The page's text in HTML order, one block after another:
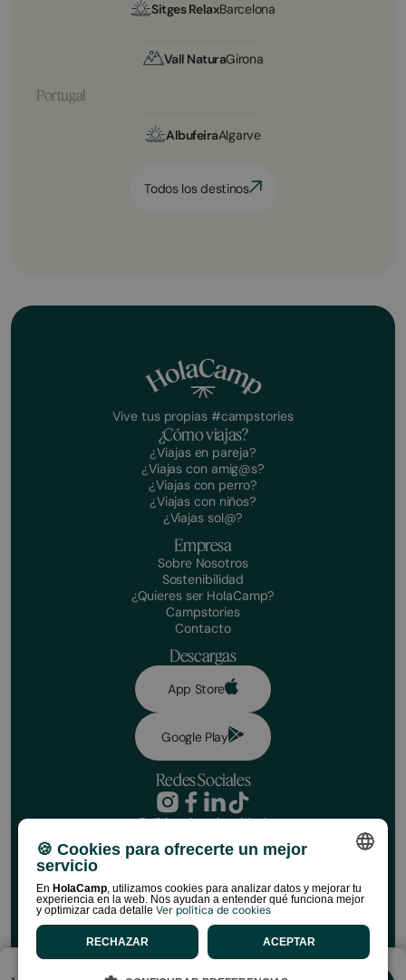
¡Haz tu reserva!
Fechas
Nº de viajer@s
Sitges RelaxBarcelona
Vall NaturaGirona
Portugal
AlbufeiraAlgarve
Todos los destinos
Vive tus propias #campstories
¿Cómo viajas?
¿Viajas en pareja?
¿Viajas con amig@s?
¿Viajas con perro?
¿Viajas con niños?
¿Viajas sol@?
Empresa
Sobre Nosotros
Sostenibilidad
¿Quieres ser HolaCamp?
Campstories
Contacto
Descargas
App Store
Google Play
Redes Sociales
Política de privacidad
Aviso legal
Política de cookies
Normativa de Tiendas HolaCamp
©HolaCamp | Todos los derechos reservados
SPANISH
CATALAN
🍪 Cookies para ofrecerte un mejor
servicio
En HolaCamp, utilizamos cookies para analizar datos y mejorar tu
experiencia en la web. Nos ayudan a entender qué funciona mejor
y optimizar cada detalle Ver política de cookies
ACEPTAR
RECHAZAR